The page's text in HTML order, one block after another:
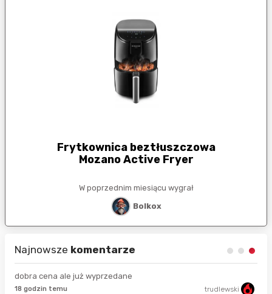
Frytkownica beztłuszczowa
Mozano Active Fryer
W poprzednim miesiącu wygrał
Bolkox
Najnowsze komentarze
dobra cena ale już wyprzedane
18 godzin temu trudlewski